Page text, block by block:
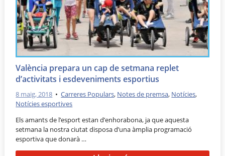
València prepara un cap de setmana replet
d’activitats i esdeveniments esportius
8 maig, 2018 •Carreres Populars, Notes de premsa, Notícies,
Notícies esportives
Els amants de l’esport estan d’enhorabona, ja que aquesta
setmana la nostra ciutat disposa d’una àmplia programació
esportiva que donarà …